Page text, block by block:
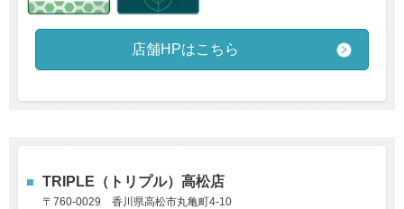
店舗HPはこちら
TRIPLE（トリプル）高松店
〒 760-0029 香川県高松市丸亀町4-10